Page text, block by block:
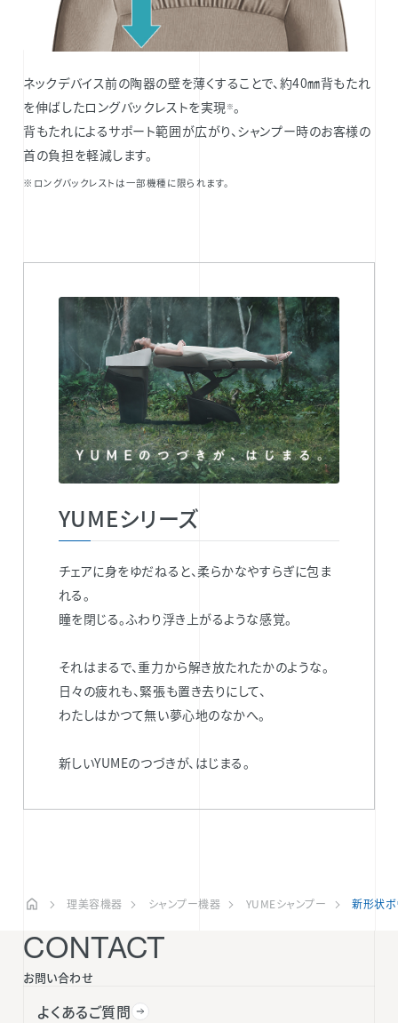
ネックデバイス前の陶器の壁を薄くすることで、約40㎜背もたれ
を伸ばしたロングバックレストを実現※。
背もたれによるサポート範囲が広がり、シャンプー時のお客様の
首の負担を軽減します。
※ロングバックレストは一部機種に限られます。
YUMEシリーズ
チェアに身をゆだねると、柔らかなやすらぎに包ま
れる。
瞳を閉じる。ふわり浮き上がるような感覚。
それはまるで、重力から解き放たれたかのような。
日々の疲れも、緊張も置き去りにして、
わたしはかつて無い夢心地のなかへ。
新しいYUMEのつづきが、はじまる。
理美容機器 シャンプー機器 YUMEシャンプー 新形状
CONTACT
お問い合わせ
よくあるご質問